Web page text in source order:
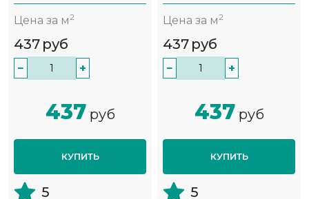
Цена за м2
437 руб
− +
437 руб
КУПИТЬ
5
Цена за м2
437 руб
− +
437 руб
КУПИТЬ
5